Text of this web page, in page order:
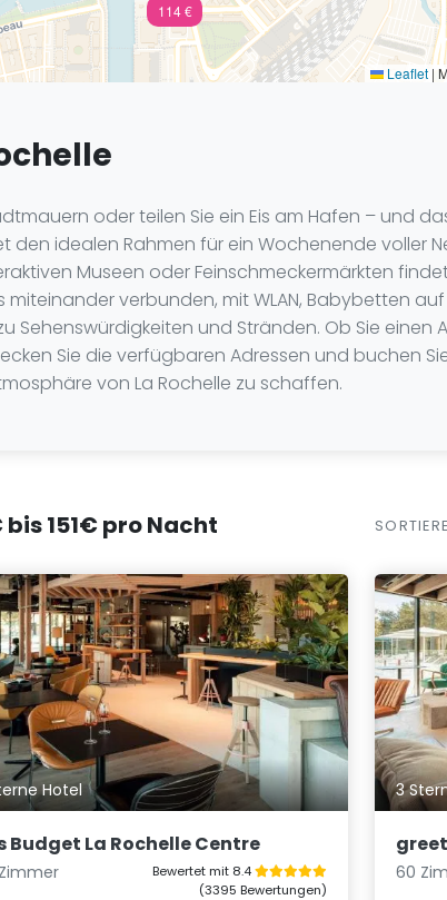
114 €
Leaflet |
oder teilen Sie ein Eis am Hafen – und
idealen Rahmen für ein Wochenende voller
Museen oder Feinschmeckermärkten
verbunden, mit WLAN, Babybetten
Sehenswürdigkeiten und Stränden. Ob Sie einen
Sie die verfügbaren Adressen und buchen
von La Rochelle zu schaffen.
151€ pro Nacht
Hotel
Budget La Rochelle Centre
Bewertet mit 8.4
(3395 Bewertungen)
3
60